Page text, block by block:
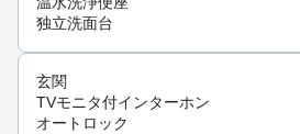
独立洗面台
玄関
TVモニタ付インターホン
オートロック